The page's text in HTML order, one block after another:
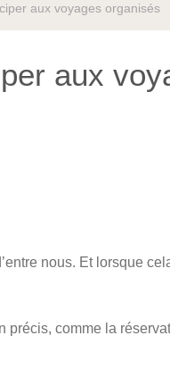
aux voyages organisés
aux
nous. Et lorsque
comme la